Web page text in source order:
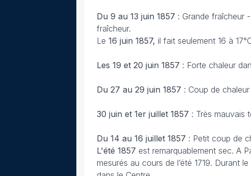
Du 9 au 13 juin 1857 : Grande fraîcheur
fraîcheur.
Le 16 juin 1857, il fait seulement 16 à
Les 19 et 20 juin 1857 : Forte chaleur
Du 27 au 29 juin 1857 : Coup de
30 juin et 1er juillet 1857 : Très mauvais
Du 14 au 16 juillet 1857 : Petit coup de
L'été 1857 est remarquablement sec. A
mesurés au cours de l’été 1719. Durant